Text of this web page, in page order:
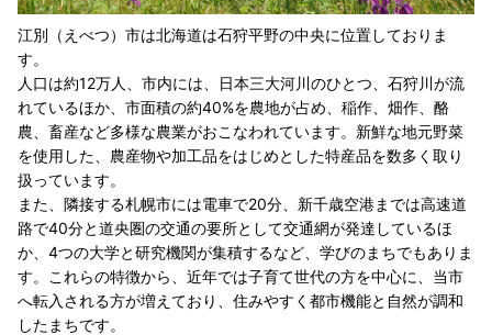
江別（えべつ）市は北海道は石狩平野の中央に位置しておりま
す。
人口は約12万人、市内には、日本三大河川のひとつ、石狩川が流
れているほか、市面積の約40%を農地が占め、稲作、畑作、酪
農、畜産など多様な農業がおこなわれています。新鮮な地元野菜
を使用した、農産物や加工品をはじめとした特産品を数多く取り
扱っています。
また、隣接する札幌市には電車で20分、新千歳空港までは高速道
路で40分と道央圏の交通の要所として交通網が発達しているほ
か、4つの大学と研究機関が集積するなど、学びのまちでもありま
す。これらの特徴から、近年では子育て世代の方を中心に、当市
へ転入される方が増えており、住みやすく都市機能と自然が調和
したまちです。